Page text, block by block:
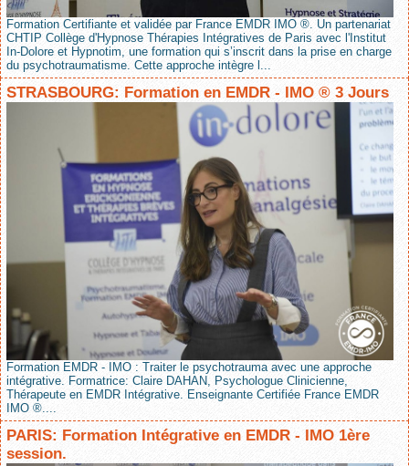
Formation Certifiante et validée par France EMDR IMO ®. Un partenariat
CHTIP Collège d'Hypnose Thérapies Intégratives de Paris avec l'Institut
In-Dolore et Hypnotim, une formation qui s’inscrit dans la prise en charge
du psychotraumatisme. Cette approche intègre l...
STRASBOURG: Formation en EMDR - IMO ® 3 Jours
Formation EMDR - IMO : Traiter le psychotrauma avec une approche
intégrative. Formatrice: Claire DAHAN, Psychologue Clinicienne,
Thérapeute en EMDR Intégrative. Enseignante Certifiée France EMDR
IMO ®....
PARIS: Formation Intégrative en EMDR - IMO 1ère
session.